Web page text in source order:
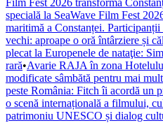
Film Fest 2026 transformă
specială la SeaWave Film Fest
maritimă a Constanței.
vechi: aproape o oră întârziere și
plecat la Europenele de nataţie:
rară•Avarie RAJA în zona
modificate sâmbătă pentru mai
peste România: Fitch îi acordă un
o scenă internațională a filmului,
patrimoniu UNESCO și dialog